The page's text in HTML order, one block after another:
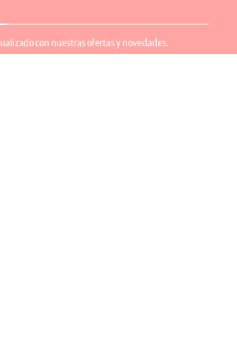
con nuestras ofertas y novedades.